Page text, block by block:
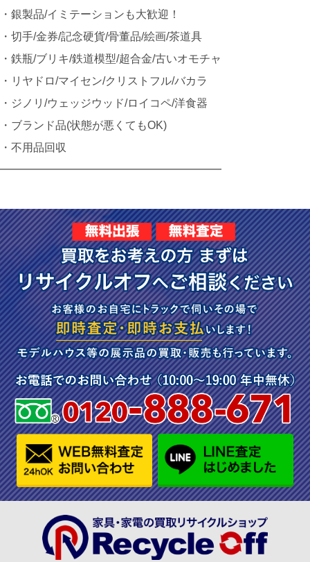
・銀製品/イミテーションも大歓迎！
・切手/金券/記念硬貨/骨董品/絵画/茶道具
・鉄瓶/ブリキ/鉄道模型/超合金/古いオモチャ
・リヤドロ/マイセン/クリストフル/バカラ
・ジノリ/ウェッジウッド/ロイコペ/洋食器
・ブランド品(状態が悪くてもOK)
・不用品回収
━━━━━━━━━━━━━━━━━━━━